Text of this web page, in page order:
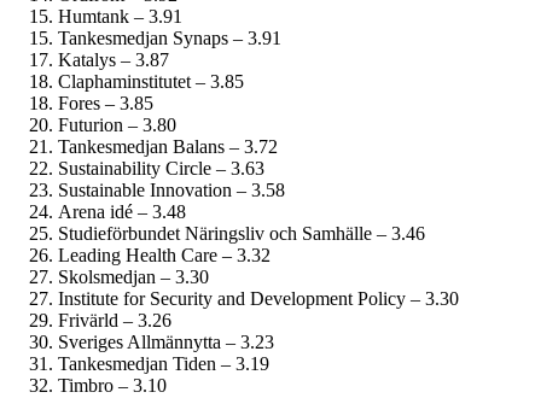
Humtank – 3.91
Tankesmedjan Synaps – 3.91
Katalys – 3.87
Clapham­institutet – 3.85
Fores – 3.85
Futurion – 3.80
Tankesmedjan Balans – 3.72
Sustainability Circle – 3.63
Sustainable Innovation – 3.58
Arena idé – 3.48
Studie­förbundet Näringsliv och Samhälle – 3.46
Leading Health Care – 3.32
Skolsmedjan – 3.30
Institute for Security and Development Policy – 3.30
Frivärld – 3.26
Sveriges Allmännytta – 3.23
Tankesmedjan Tiden – 3.19
Timbro – 3.10